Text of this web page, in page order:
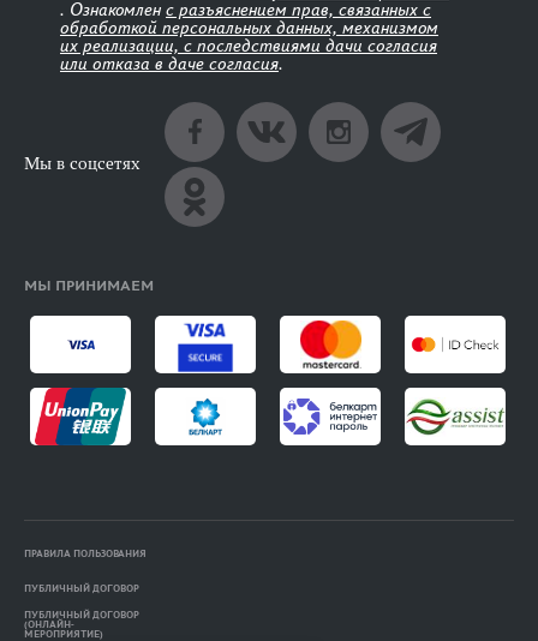
. Ознакомлен с разъяснением прав, связанных с
обработкой персональных данных, механизмом
их реализации, с последствиями дачи согласия
или отказа в даче согласия.
Мы в соцсетях
МЫ ПРИНИМАЕМ
ПРАВИЛА ПОЛЬЗОВАНИЯ
ПУБЛИЧНЫЙ ДОГОВОР
ПУБЛИЧНЫЙ ДОГОВОР
(ОНЛАЙН-
МЕРОПРИЯТИЕ)